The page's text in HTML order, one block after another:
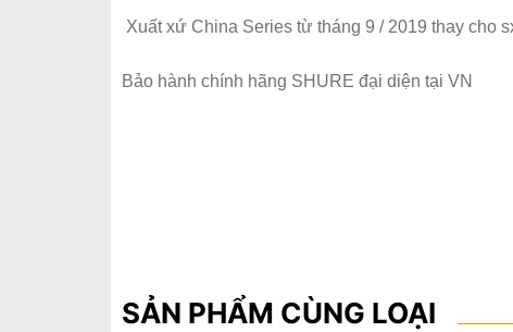
Xuất xứ China Series từ tháng 9 / 2019 thay cho
Bảo hành chính hãng SHURE đại diện tại VN
SẢN PHẨM CÙNG LOẠI